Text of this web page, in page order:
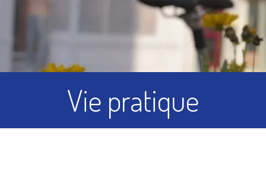
Vie pratique